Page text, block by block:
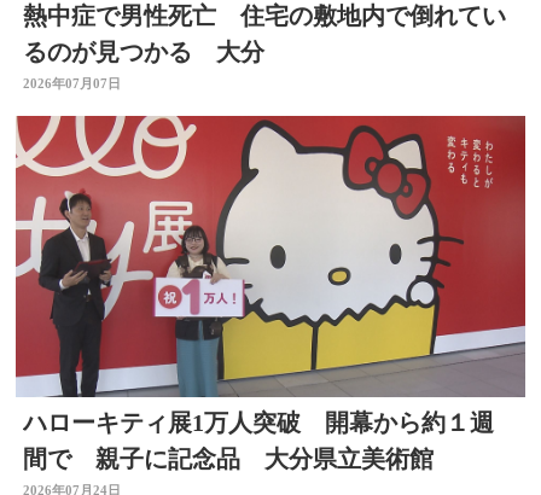
熱中症で男性死亡 住宅の敷地内で倒れてい
るのが見つかる 大分
2026年07月07日
ハローキティ展1万人突破 開幕から約１週
間で 親子に記念品 大分県立美術館
2026年07月24日